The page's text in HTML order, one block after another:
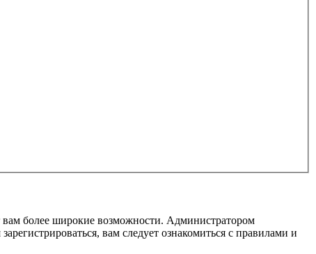
вам более широкие возможности. Администратором
вам следует ознакомиться с правилами и